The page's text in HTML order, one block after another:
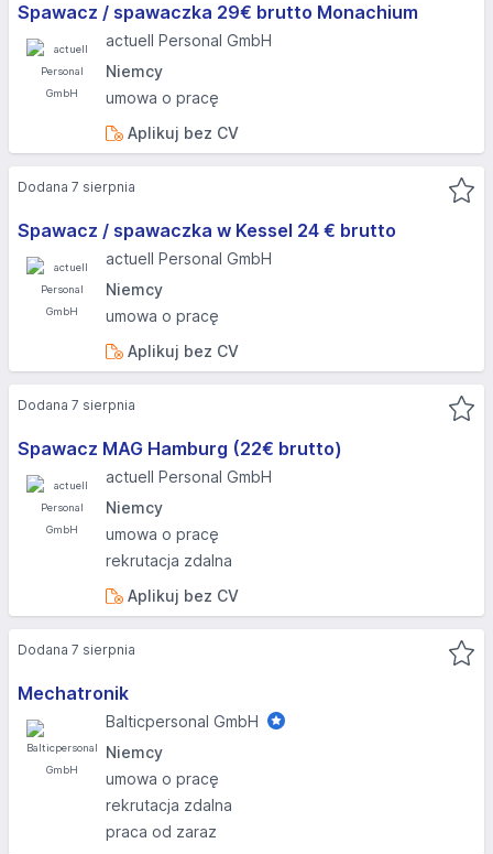
Spawacz / spawaczka 29€ brutto Monachium
actuell Personal GmbH
Niemcy
umowa o pracę
Aplikuj bez CV
Spawacz / spawaczka w Kessel 24 € brutto
actuell Personal GmbH
Niemcy
umowa o pracę
Aplikuj bez CV
Dodana 7 sierpnia
Spawacz MAG Hamburg (22€ brutto)
actuell Personal GmbH
Niemcy
umowa o pracę
rekrutacja zdalna
Aplikuj bez CV
Dodana 7 sierpnia
Mechatronik
Balticpersonal GmbH
Niemcy
umowa o pracę
rekrutacja zdalna
praca od zaraz
Dodana 7 sierpnia